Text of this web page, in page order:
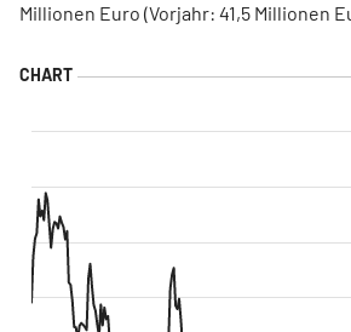
Millionen Euro (Vorjahr: 41,5 Millionen